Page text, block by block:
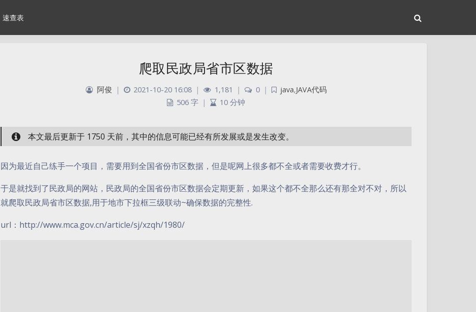
速查表
爬取民政局省市区数据
阿俊 | 2021-10-20 16:08 | 1,181 | 0 | java,JAVA代码
506 字 | 10 分钟
本文最后更新于 1750 天前，其中的信息可能已经有所发展或是发生改变。
因为最近自己练手一个项目，需要用到全国省份市区数据，但是呢网上很多都不全或者需要收费才行。
于是就找到了民政局的网站，民政局的全国省份市区数据会定期更新，如果这个都不全那么还有那全对不对，所以
就爬取民政局省市区数据,用于地市下拉框三级联动~确保数据的完整性.
url：http://www.mca.gov.cn/article/sj/xzqh/1980/